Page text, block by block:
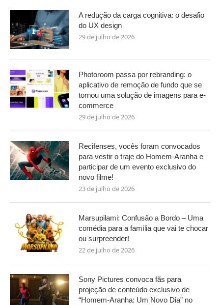
A redução da carga cognitiva: o desafio
do UX design
29 de julho de 2026
Photoroom passa por rebranding: o
aplicativo de remoção de fundo que se
tornou uma solução de imagens para e-
commerce
29 de julho de 2026
Recifenses, vocês foram convocados
para vestir o traje do Homem-Aranha e
participar de um evento exclusivo do
novo filme!
23 de julho de 2026
Marsupilami: Confusão a Bordo – Uma
comédia para a família que vai te chocar
ou surpreender!
22 de julho de 2026
Sony Pictures convoca fãs para
projeção de conteúdo exclusivo de
“Homem-Aranha: Um Novo Dia” no